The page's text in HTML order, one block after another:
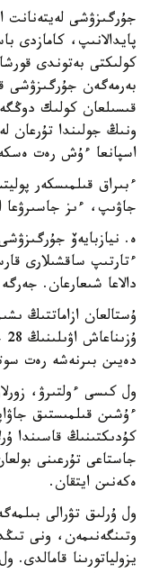
جۇرگىزۋشى لەيتەنانت
پايدالانىپ، كامازدى
كولىكتى بەتوندى
بەرمەگەن جۇرگىزۋشى
قىسىلعان كولىك
ونىڭ جولىندا تۇرعان
اسپانعا ءۇش رەت
ءبىراق قىلمىسكەر
جاۋىپ، ءىز
ە. نيازبايەۆ
ءتارتىپ ساقشىلارى
دالاعا شىعارعان.
ۇستالعان ازاماتتىڭ
دەيىن بىرنەشە رەت
ول كىسى ءولتىرۋ،
ءۇشىن قىلمىستىق
جاستاعى تۇرعىنى
ەكەنىن ايتقان.
ول ۇرلىق تۋرالى
وتىنگەنىمەن، ونى
يزولياتورىنا